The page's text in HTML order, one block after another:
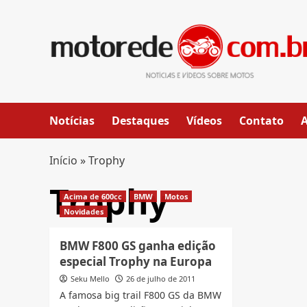
Notícias Destaques Vídeos Contato
Início »Trophy
Trophy
Acima de 600cc BMW
Motos
Novidades
BMW F800 GS ganha edição
especial Trophy na Europa
Seku Mello 26 de julho de 2011
A famosa big trail F800 GS da BMW